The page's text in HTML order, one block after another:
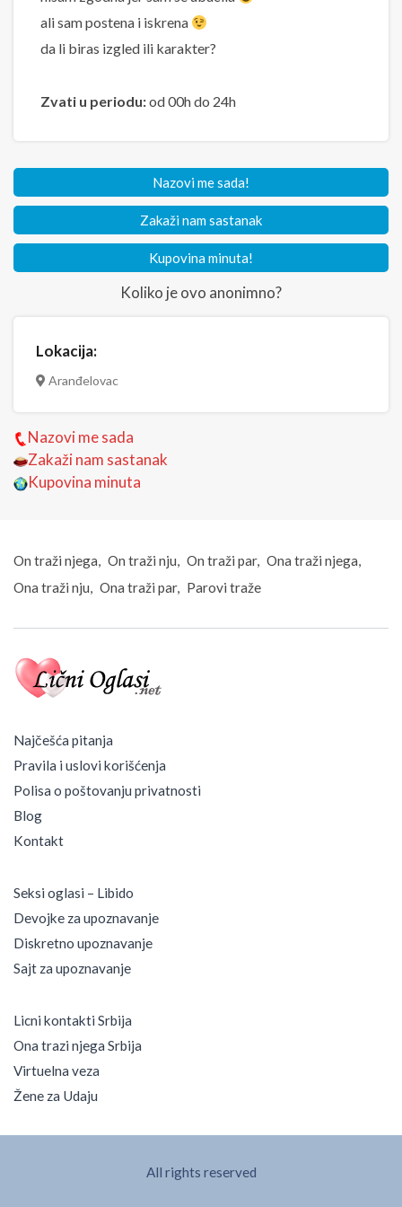
ali sam postena i iskrena
da li biras izgled ili karakter?
Zvati u periodu:od 00h do 24h
Nazovi me sada!
Zakaži nam sastanak
Kupovina minuta!
Koliko je ovo anonimno?
Lokacija:
Aranđelovac
Nazovi me sada
Zakaži nam sastanak
Kupovina minuta
On traži njega On traži nju On traži par
Ona traži njega
Ona traži nju
Ona traži par Parovi traže
Najčešća pitanja
Pravila i uslovi korišćenja
Polisa o poštovanju privatnosti
Blog
Kontakt
Seksi oglasi – Libido
Devojke za upoznavanje
Diskretno upoznavanje
Sajt za upoznavanje
Licni kontakti Srbija
Ona trazi njega Srbija
Virtuelna veza
Žene za Udaju
All rights reserved